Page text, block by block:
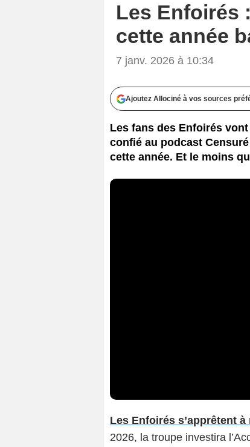
Les Enfoirés
cette année
7 janv. 2026 à 10:34
Ajoutez Allociné à vos sources
Les fans des Enfoirés
confié au podcast
cette année. Et le moins
Les Enfoirés s’apprêtent
2026, la troupe investira